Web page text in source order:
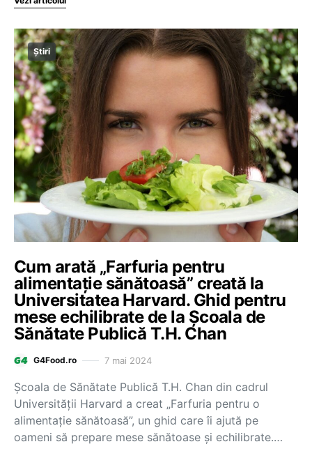
Știri
Cum arată „Farfuria pentru
alimentație sănătoasă” creată la
Universitatea Harvard. Ghid pentru
mese echilibrate de la Școala de
Sănătate Publică T.H. Chan
G4Food.ro 7 mai 2024
Școala de Sănătate Publică T.H. Chan din cadrul
Universității Harvard a creat „Farfuria pentru o
alimentație sănătoasă”, un ghid care îi ajută pe
oameni să prepare mese sănătoase și echilibrate.…